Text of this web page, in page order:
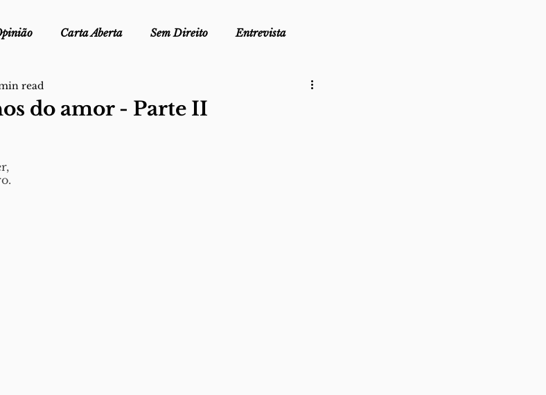
Carta Aberta Sem Direito Entrevista
de Leitura Lembro-me que...
do amor - Parte II
read